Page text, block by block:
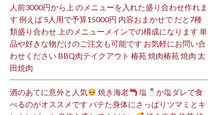
人前3000円から上 のメニューを入れた盛り合わせ作れま
す 例えば 5人用で予算15000円 内容おまかせで だと7種
類盛り合わせ 上のメニューメインでの構成になります 単
品や好きな物だけのご注文も可能です お気軽にお問い合
わせください BBQ肉テイクアウト 椿苑 焼肉椿苑 焼肉 太
田焼肉
酒のあてに意外と人気 焼き海老 塩
か塩ダレで食
べるのがオススメです バテた身体にさっぱりツマミとキ